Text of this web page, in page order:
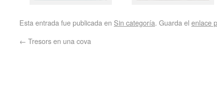
Esta entrada fue publicada en Sin categoría. Guarda el enlace
← Tresors en una cova